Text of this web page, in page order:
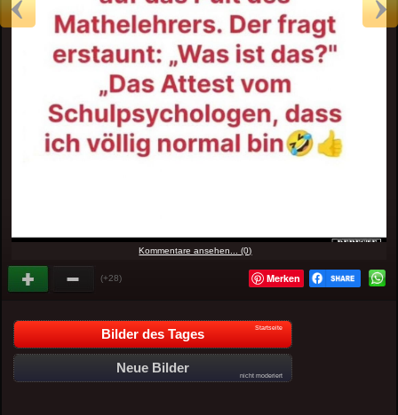
Kommentare ansehen... (0)
(+28) Merken
Bilder des Tages Startseite
Neue Bilder
nicht moderiert